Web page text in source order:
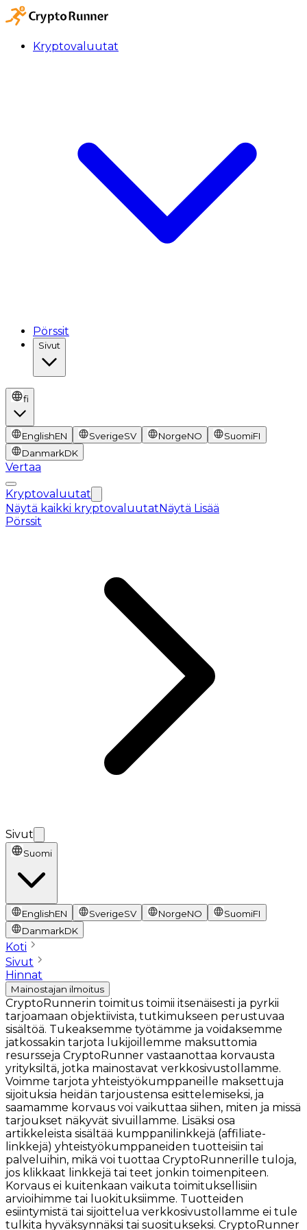
Kryptovaluutat
Pörssit
Sivut
fi
EnglishEN SverigeSV NorgeNO SuomiFI
DanmarkDK
Vertaa
Kryptovaluutat
Näytä kaikki kryptovaluutatNäytä Lisää
Pörssit
Sivut
Suomi
EnglishEN SverigeSV NorgeNO SuomiFI
DanmarkDK
Koti
Sivut
Hinnat
Mainostajan ilmoitus
CryptoRunnerin toimitus toimii itsenäisesti ja pyrkii
tarjoamaan objektiivista, tutkimukseen perustuvaa
sisältöä. Tukeaksemme työtämme ja voidaksemme
jatkossakin tarjota lukijoillemme maksuttomia
resursseja CryptoRunner vastaanottaa korvausta
yrityksiltä, jotka mainostavat verkkosivustollamme.
Voimme tarjota yhteistyökumppaneille maksettuja
sijoituksia heidän tarjoustensa esittelemiseksi, ja
saamamme korvaus voi vaikuttaa siihen, miten ja missä
tarjoukset näkyvät sivuillamme. Lisäksi osa
artikkeleista sisältää kumppanilinkkejä (affiliate-
linkkejä) yhteistyökumppaneiden tuotteisiin tai
palveluihin, mikä voi tuottaa CryptoRunnerille tuloja,
jos klikkaat linkkejä tai teet jonkin toimenpiteen.
Korvaus ei kuitenkaan vaikuta toimituksellisiin
arvioihimme tai luokituksiimme. Tuotteiden
esiintymistä tai sijoittelua verkkosivustollamme ei tule
tulkita hyväksynnäksi tai suositukseksi. CryptoRunner